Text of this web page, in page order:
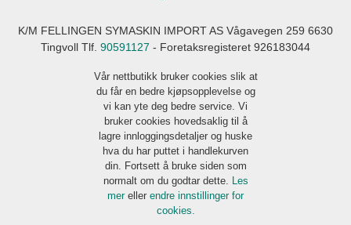
K/M FELLINGEN SYMASKIN IMPORT AS Vågavegen 259 6630
Tingvoll Tlf. 90591127 - Foretaksregisteret 926183044
Vår nettbutikk bruker cookies slik at
du får en bedre kjøpsopplevelse og
vi kan yte deg bedre service. Vi
bruker cookies hovedsaklig til å
lagre innloggingsdetaljer og huske
hva du har puttet i handlekurven
din. Fortsett å bruke siden som
normalt om du godtar dette. Les
mer eller endre innstillinger for
cookies.